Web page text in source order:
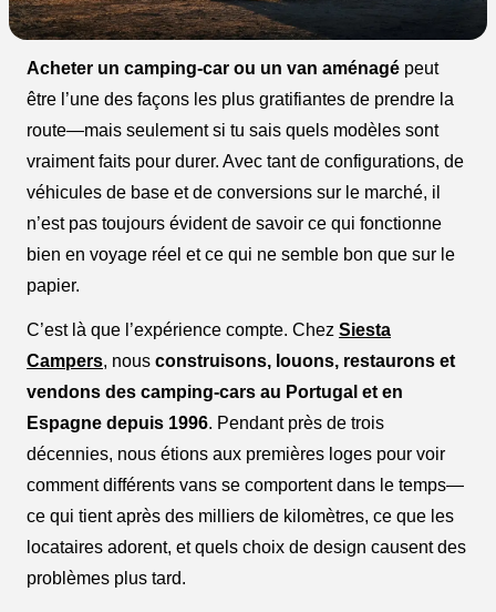
Acheter un camping-car ou un van aménagé peut
être l’une des façons les plus gratifiantes de prendre la
route—mais seulement si tu sais quels modèles sont
vraiment faits pour durer. Avec tant de configurations, de
véhicules de base et de conversions sur le marché, il
n’est pas toujours évident de savoir ce qui fonctionne
bien en voyage réel et ce qui ne semble bon que sur le
papier.
C’est là que l’expérience compte. Chez Siesta
Campers, nous construisons, louons, restaurons et
vendons des camping-cars au Portugal et en
Espagne depuis 1996. Pendant près de trois
décennies, nous étions aux premières loges pour voir
comment différents vans se comportent dans le temps—
ce qui tient après des milliers de kilomètres, ce que les
locataires adorent, et quels choix de design causent des
problèmes plus tard.